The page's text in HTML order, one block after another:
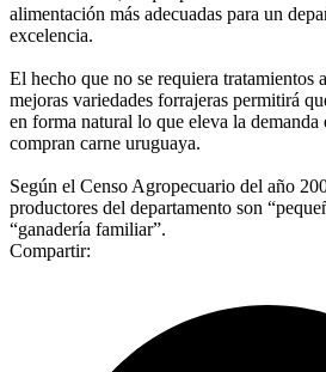
alimentación más adecuadas para un
excelencia.
El hecho que no se requiera tratamientos
mejoras variedades forrajeras permitirá
en forma natural lo que eleva la demanda
compran carne uruguaya.
Según el Censo Agropecuario del año
productores del departamento son
“ganadería familiar”.
Compartir: